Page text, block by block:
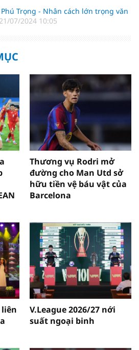
Trọng - Nhân cách lớn trọng văn
21/07/2024 10:05
Thương vụ Rodri mở
đường cho Man Utd sở
hữu tiền vệ báu vật của
Barcelona
V.League 2026/27 nới
suất ngoại binh